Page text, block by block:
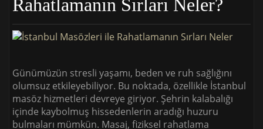
Rahatlamanın Sırları Neler?
Günümüzün stresli yaşamı, beden ve ruh sağlığını
olumsuz etkileyebiliyor. Bu noktada, özellikle İstanbul
masöz hizmetleri devreye giriyor. Şehrin kalabalığı
içinde kaybolmuş hissedenlerin aradığı huzuru
bulmaları mümkün. Masaj, fiziksel rahatlama